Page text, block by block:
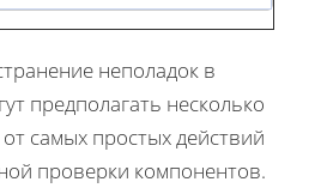
неполадок в
предполагать несколько
самых простых действий
проверки компонентов.